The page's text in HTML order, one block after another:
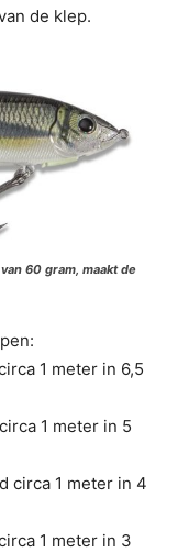
de klep.
60 gram, maakt de
1 meter in 6,5
1 meter in 5
circa 1 meter in 4
1 meter in 3